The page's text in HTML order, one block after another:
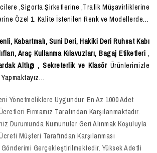
,Sigorta Şirketlerine ,Trafik Müşavirliklerine
Özel 1. Kalite İstenilen Renk ve Modellerde…
Kabartmalı, Suni Deri, Hakiki Deri Ruhsat Kabı
Araç Kullanma Kılavuzları, Bagaj Etiketleri ,
Altlığı , Sekreterlik ve KlasörÜrünlerimizle
Yönetmeliklere Uygundur. En Az 1000 Adet
Firmamız Tarafından Karşılanmaktadır.
Durumunda Numunuler Geri Alınmak Koşuluyla
Müşteri Tarafından Karşılanması
Gerçekleştirilmektedir. Yüksek Adetli